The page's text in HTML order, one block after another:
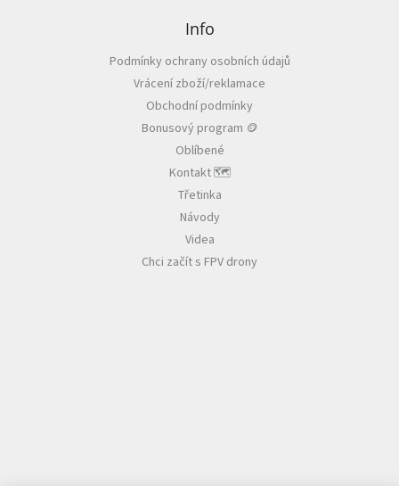
Info
Podmínky ochrany osobních údajů
Vrácení zboží/reklamace
Obchodní podmínky
Bonusový program 🪙
Oblíbené
Kontakt 🗺️
Třetinka
Návody
Videa
Chci začít s FPV drony